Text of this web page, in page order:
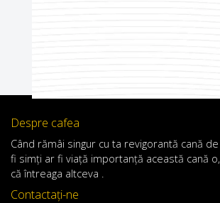
Despre cafea
Când rămâi singur cu ta revigorantă cană de
fi simți ar fi viață importanță această cană o,
că întreaga altceva .
Contactaţi-ne